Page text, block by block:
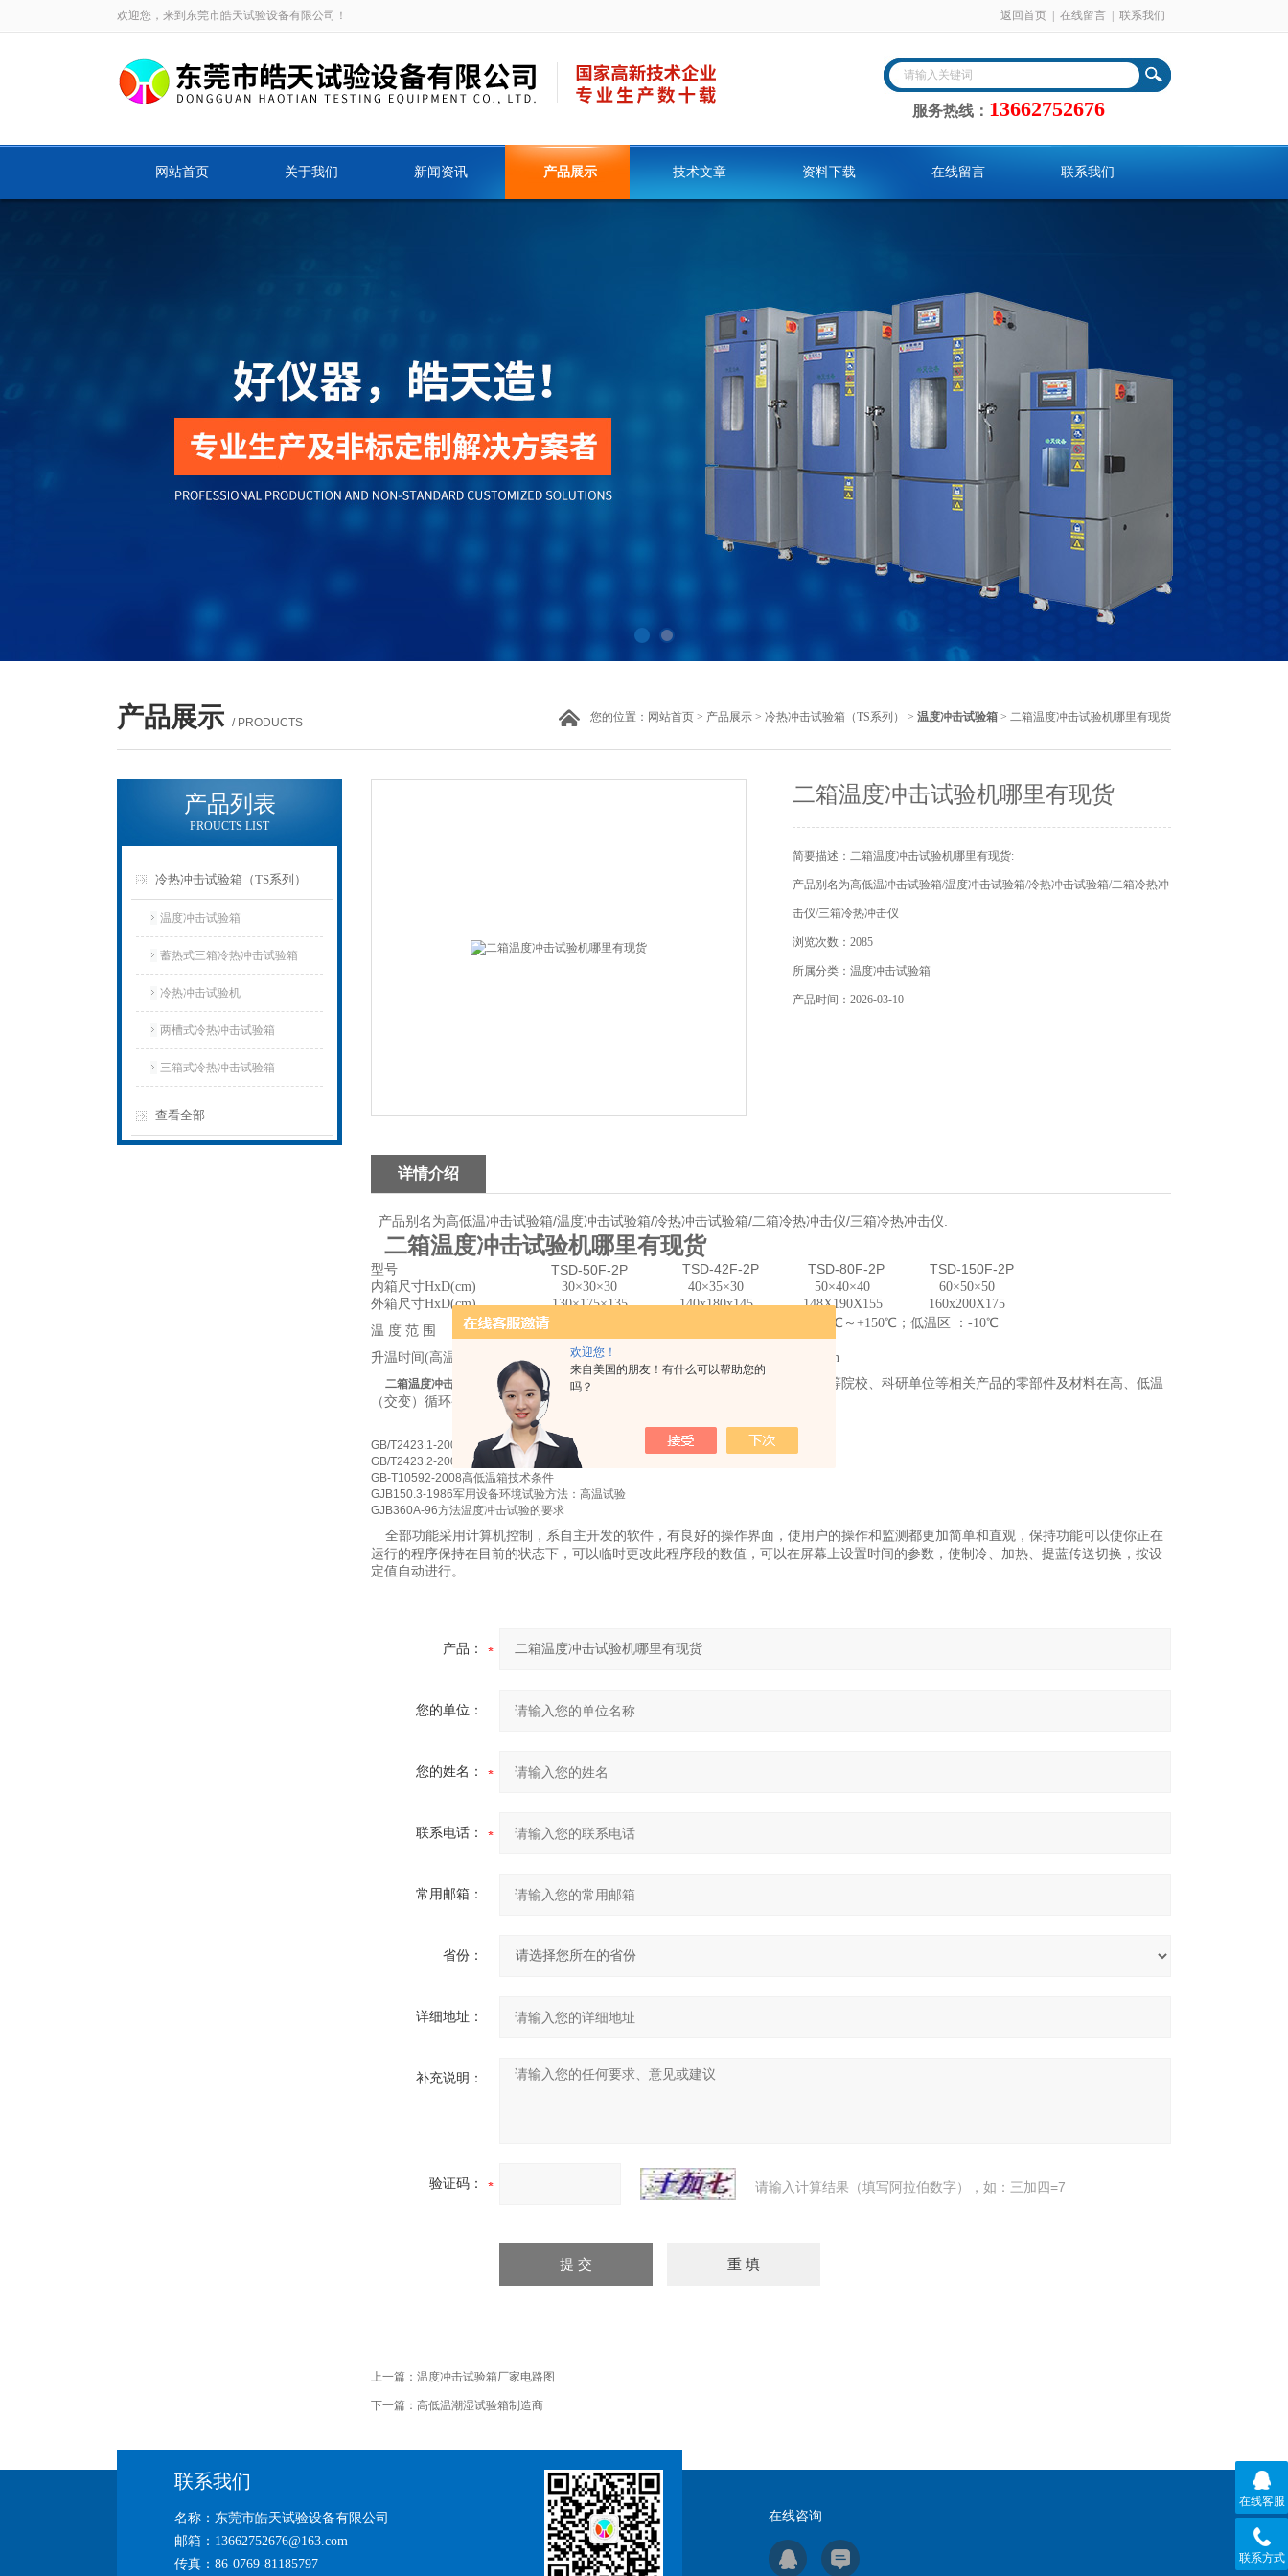
欢迎您！
来自美国的朋友！有什么可以帮助您的
吗？
欢迎您，来到东莞市皓天试验设备有限公司！ 返回首页 在线留言 联系我们
服务热线： 13662752676
网站首页 关于我们 新闻资讯 产品展示 技术文章 资料下载 在线留言 联系我们
产品展示 / PRODUCTS 您的位置： 网站首页 > 产品展示 > 冷热冲击试验箱（TS系列） > 温度冲击试验箱 > 二箱温度冲击试验机哪里有现货
产品列表
PROUCTS LIST
冷热冲击试验箱（TS系列）
温度冲击试验箱
蓄热式三箱冷热冲击试验箱
冷热冲击试验机
两槽式冷热冲击试验箱
三箱式冷热冲击试验箱
查看全部
二箱温度冲击试验机哪里有现货
简要描述：二箱温度冲击试验机哪里有现货:
产品别名为高低温冲击试验箱/温度冲击试验箱/冷热冲击试验箱/二箱冷热冲
击仪/三箱冷热冲击仪
浏览次数：2085
所属分类：温度冲击试验箱
产品时间：2026-03-10
详情介绍
产品别名为高低温冲击试验箱/温度冲击试验箱/冷热冲击试验箱/二箱冷热冲击仪/三箱冷热冲击仪.
二箱温度冲击试验机哪里有现货
型号 TSD-50F-2P TSD-42F-2P TSD-80F-2PD TSD-150F-2P
内箱尺寸HxD(cm) 30×30×30 40×35×30 50×40×40 60×50×50
外箱尺寸HxD(cm)
130×175×135 140x180x145 148X190X155
160x200X175
温 度 范 围
℃～C：-40℃； D：-60℃)；(高温区：+60℃～+150℃；低温区 ：-10℃
～-65℃；)
升温时间(高温区)
～200℃约需35min
二箱温度冲击试验机哪里有现货 电子电工、汽车摩托、航空航天、船舶兵器、高等院校、科研单位等相关产品的零部件及材料在高、低温
（交变）循环变化的情况下，检验其各项性能指标。
GB/T2423.1-2008 试验 A低温试验方法
GB/T2423.2-2008
试验
高温试验方法
GB-T10592-2008高低温箱技术条件
GJB150.3-1986军用设备环境试验方法：高温试验
GJB360A-96方法温度冲击试验的要求
全部功能采用计算机控制，系自主开发的软件，有良好的操作界面，使用户的操作和监测都更加简单和直观，保持功能可以使你正在
运行的程序保持在目前的状态下，可以临时更改此程序段的数值，可以在屏幕上设置时间的参数，使制冷、加热、提蓝传送切换，按设
定值自动进行。
产品：
您的单位：
您的姓名：
联系电话：
常用邮箱：
省份：
详细地址：
补充说明：
验证码： 请输入计算结果（填写阿拉伯数字），如：三加四=7
上一篇： 温度冲击试验箱厂家电路图
下一篇： 高低温潮湿试验箱制造商
联系我们
名称：东莞市皓天试验设备有限公司
邮箱：13662752676@163.com
传真：86-0769-81185797
在线咨询
在线客服
联系方式